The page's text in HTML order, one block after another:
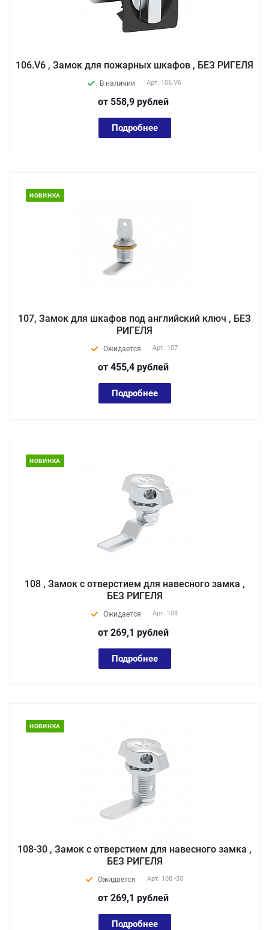
106.V6 , Замок для пожарных шкафов , БЕЗ РИГЕЛЯ
В наличии Арт. 106.V6
от 558,9 рублей
Подробнее
НОВИНКА
107, Замок для шкафов под английский ключ , БЕЗ
РИГЕЛЯ
Ожидается Арт. 107
от 455,4 рублей
Подробнее
НОВИНКА
108 , Замок с отверстием для навесного замка ,
БЕЗ РИГЕЛЯ
Ожидается Арт. 108
от 269,1 рублей
Подробнее
НОВИНКА
108-30 , Замок с отверстием для навесного замка ,
БЕЗ РИГЕЛЯ
Ожидается Арт. 108 -30
от 269,1 рублей
Подробнее